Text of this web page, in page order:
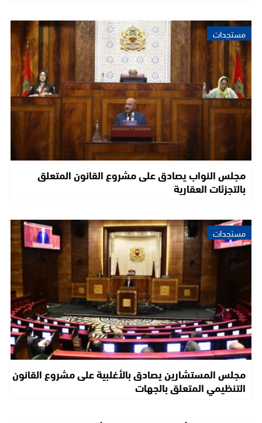
مستجدات
مجلس النواب يصادق على مشروع القانون المتعلق
بالتجزئات العقارية
مستجدات
مجلس المستشارين يصادق بالأغلبية على مشروع القانون
التنظيمي المتعلق بالجهات